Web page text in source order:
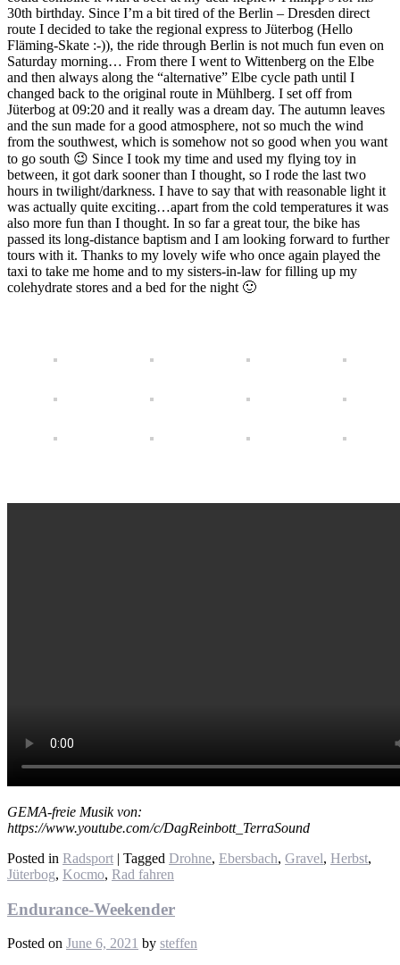
30th birthday. Since I’m a bit tired of the Berlin – Dresden direct
route I decided to take the regional express to Jüterbog (Hello
Fläming-Skate :-)), the ride through Berlin is not much fun even on
Saturday morning… From there I went to Wittenberg on the Elbe
and then always along the “alternative” Elbe cycle path until I
changed back to the original route in Mühlberg. I set off from
Jüterbog at 09:20 and it really was a dream day. The autumn leaves
and the sun made for a good atmosphere, not so much the wind
from the southwest, which is somehow not so good when you want
to go south 😉 Since I took my time and used my flying toy in
between, it got dark sooner than I thought, so I rode the last two
hours in twilight/darkness. I have to say that with reasonable light it
was actually quite exciting…apart from the cold temperatures it was
also more fun than I thought. In so far a great tour, the bike has
passed its long-distance baptism and I am looking forward to further
tours with it. Thanks to my lovely wife who once again played the
taxi to take me home and to my sisters-in-law for filling up my
colehydrate stores and a bed for the night 🙂
GEMA-freie Musik von:
https://www.youtube.com/c/DagReinbott_TerraSound
Posted in Radsport | Tagged Drohne, Ebersbach, Gravel, Herbst,
Jüterbog, Kocmo, Rad fahren
Endurance-Weekender
Posted on June 6, 2021 by steffen